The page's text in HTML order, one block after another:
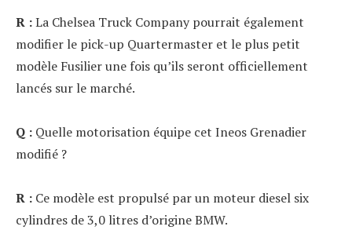
R :La Chelsea Truck Company pourrait également
modifier le pick-up Quartermaster et le plus petit
modèle Fusilier une fois qu’ils seront officiellement
lancés sur le marché.
Q : Quelle motorisation équipe cet Ineos Grenadier
modifié ?
R : Ce modèle est propulsé par un moteur diesel six
cylindres de 3,0 litres d’origine BMW.